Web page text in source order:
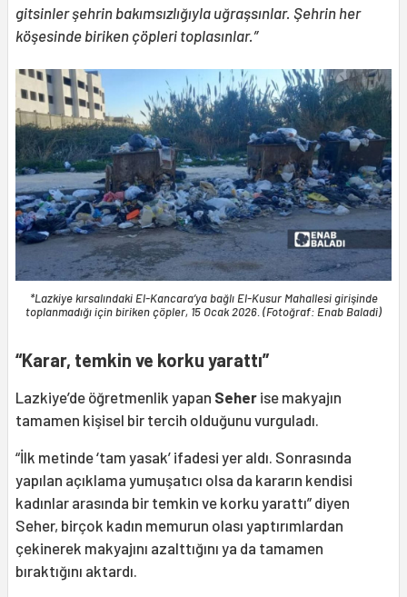
gitsinler şehrin bakımsızlığıyla uğraşsınlar. Şehrin her
köşesinde biriken çöpleri toplasınlar.”
*Lazkiye kırsalındaki El-Kancara’ya bağlı El-Kusur Mahallesi girişinde
toplanmadığı için biriken çöpler, 15 Ocak 2026. (Fotoğraf: Enab Baladi)
“Karar, temkin ve korku yarattı”
Lazkiye’de öğretmenlik yapan Seher ise makyajın
tamamen kişisel bir tercih olduğunu vurguladı.
“İlk metinde ‘tam yasak’ ifadesi yer aldı. Sonrasında
yapılan açıklama yumuşatıcı olsa da kararın kendisi
kadınlar arasında bir temkin ve korku yarattı” diyen
Seher, birçok kadın memurun olası yaptırımlardan
çekinerek makyajını azalttığını ya da tamamen
bıraktığını aktardı.